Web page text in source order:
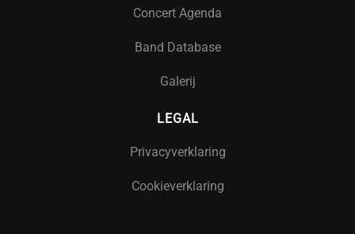
Concert Agenda
Band Database
Galerij
LEGAL
Privacyverklaring
Cookieverklaring